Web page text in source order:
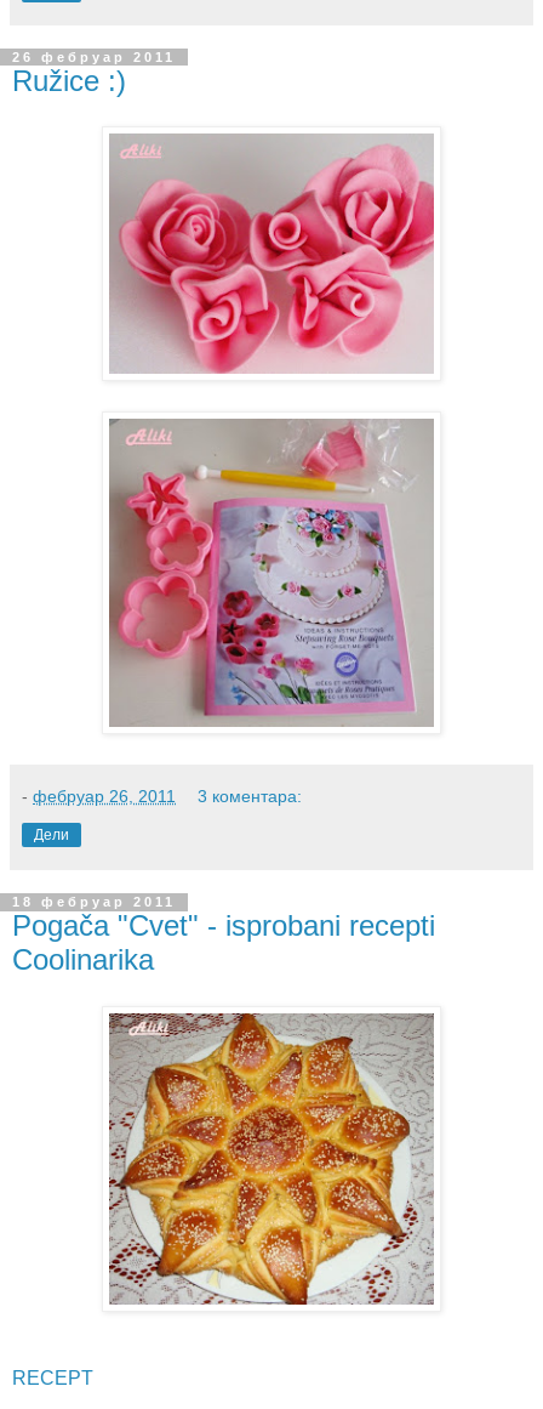
26 фебруар 2011
Ružice :)
- фебруар 26, 2011 3 коментара:
Дели
18 фебруар 2011
Pogača "Cvet" - isprobani recepti
Coolinarika
RECEPT